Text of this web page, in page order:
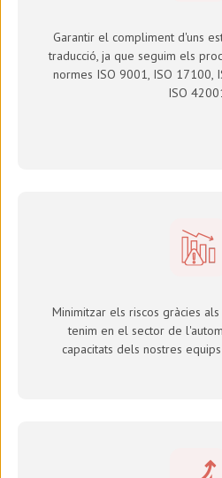
Garantir el compliment d'uns
traducció, ja que seguim els
normes ISO 9001, ISO 17100,
ISO
Minimitzar els riscos gràcies
tenim en el sector de
capacitats dels nostres